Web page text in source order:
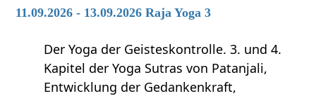
11.09.2026 - 13.09.2026 Raja Yoga 3
Der Yoga der Geisteskontrolle. 3. und 4.
Kapitel der Yoga Sutras von Patanjali,
Entwicklung der Gedankenkraft,